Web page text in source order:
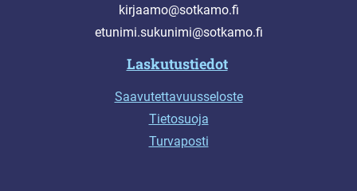
kirjaamo@sotkamo.fi
etunimi.sukunimi@sotkamo.fi
Laskutustiedot
Saavutettavuusseloste
Tietosuoja
Turvaposti